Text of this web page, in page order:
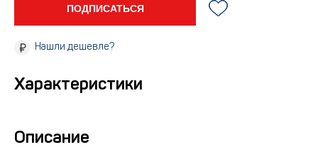
ПОДПИСАТЬСЯ
Нашли дешевле?
Характеристики
Описание